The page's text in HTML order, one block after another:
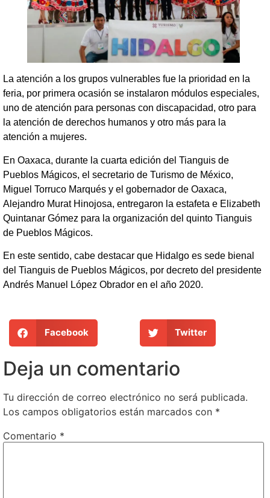
La atención a los grupos vulnerables fue la prioridad en la
feria, por primera ocasión se instalaron módulos especiales,
uno de atención para personas con discapacidad, otro para
la atención de derechos humanos y otro más para la
atención a mujeres.
En Oaxaca, durante la cuarta edición del Tianguis de
Pueblos Mágicos, el secretario de Turismo de México,
Miguel Torruco Marqués y el gobernador de Oaxaca,
Alejandro Murat Hinojosa, entregaron la estafeta e Elizabeth
Quintanar Gómez para la organización del quinto Tianguis
de Pueblos Mágicos.
En este sentido, cabe destacar que Hidalgo es sede bienal
del Tianguis de Pueblos Mágicos, por decreto del presidente
Andrés Manuel López Obrador en el año 2020.
Facebook Twitter
Deja un comentario
Tu dirección de correo electrónico no será publicada.
Los campos obligatorios están marcados con *
Comentario *